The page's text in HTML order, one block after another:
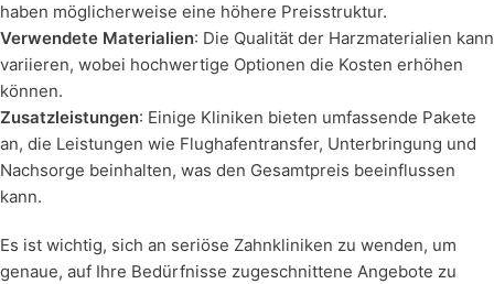
haben möglicherweise eine höhere Preisstruktur.
Verwendete Materialien: Die Qualität der Harzmaterialien kann
variieren, wobei hochwertige Optionen die Kosten erhöhen
können.
Zusatzleistungen: Einige Kliniken bieten umfassende Pakete
an, die Leistungen wie Flughafentransfer, Unterbringung und
Nachsorge beinhalten, was den Gesamtpreis beeinflussen
kann.
Es ist wichtig, sich an seriöse Zahnkliniken zu wenden, um
genaue, auf Ihre Bedürfnisse zugeschnittene Angebote zu